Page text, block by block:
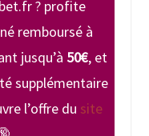
? profite
remboursé à
jusqu’à 50€, et
supplémentaire
l’offre du site